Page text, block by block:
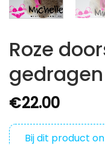
Roze
€22.00
Bij dit product